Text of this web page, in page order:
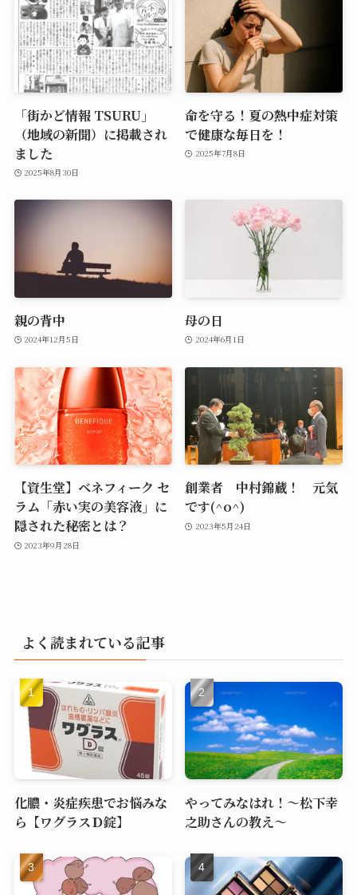
「街かど情報 TSURU」
（地域の新聞）に掲載され
ました
2025年8月30日
命を守る！夏の熱中症対策
で健康な毎日を！
2025年7月8日
親の背中
2024年12月5日
母の日
2024年6月1日
【資生堂】ベネフィーク セ
ラム「赤い実の美容液」に
隠された秘密とは？
2023年9月28日
創業者 中村錦蔵！ 元気
です(^o^)
2023年5月24日
よく読まれている記事
化膿・炎症疾患でお悩みな
ら【ワグラスＤ錠】
やってみなはれ！～松下幸
之助さんの教え～